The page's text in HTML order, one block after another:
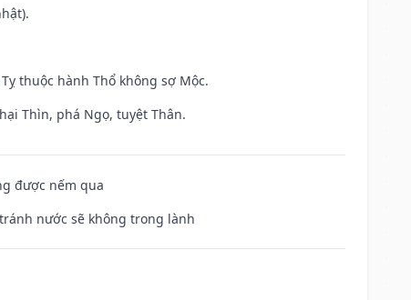
thuộc hành Thổ không sợ Mộc.
Thìn, phá Ngọ, tuyệt Thân.
được nếm qua
nước sẽ không trong lành